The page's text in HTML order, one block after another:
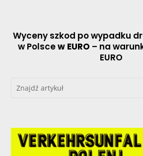
Wyceny szkod po wypadku
w Polscew EURO – na
EURO